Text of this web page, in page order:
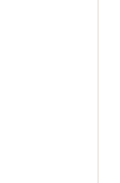
haar
de